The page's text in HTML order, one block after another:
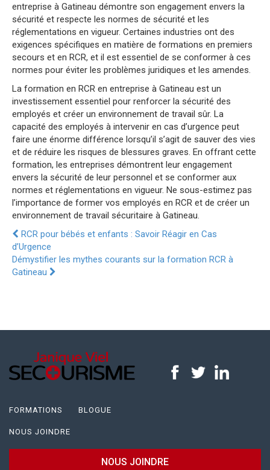
entreprise à Gatineau démontre son engagement envers la
sécurité et respecte les normes de sécurité et les
réglementations en vigueur. Certaines industries ont des
exigences spécifiques en matière de formations en premiers
secours et en RCR, et il est essentiel de se conformer à ces
normes pour éviter les problèmes juridiques et les amendes.
La formation en RCR en entreprise à Gatineau est un
investissement essentiel pour renforcer la sécurité des
employés et créer un environnement de travail sûr. La
capacité des employés à intervenir en cas d’urgence peut
faire une énorme différence lorsqu’il s’agit de sauver des vies
et de réduire les risques de blessures graves. En offrant cette
formation, les entreprises démontrent leur engagement
envers la sécurité de leur personnel et se conformer aux
normes et réglementations en vigueur. Ne sous-estimez pas
l’importance de former vos employés en RCR et de créer un
environnement de travail sécuritaire à Gatineau.
RCR pour bébés et enfants : Savoir Réagir en Cas
d’Urgence
Démystifier les mythes courants sur la formation RCR à
Gatineau
FORMATIONS
NOUS JOINDRE
BLOGUE
NOUS JOINDRE